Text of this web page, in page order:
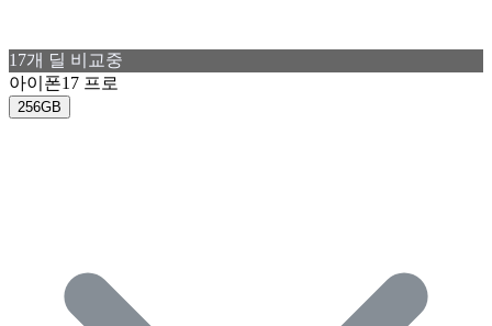
17개 딜 비교중
아이폰17 프로
256GB